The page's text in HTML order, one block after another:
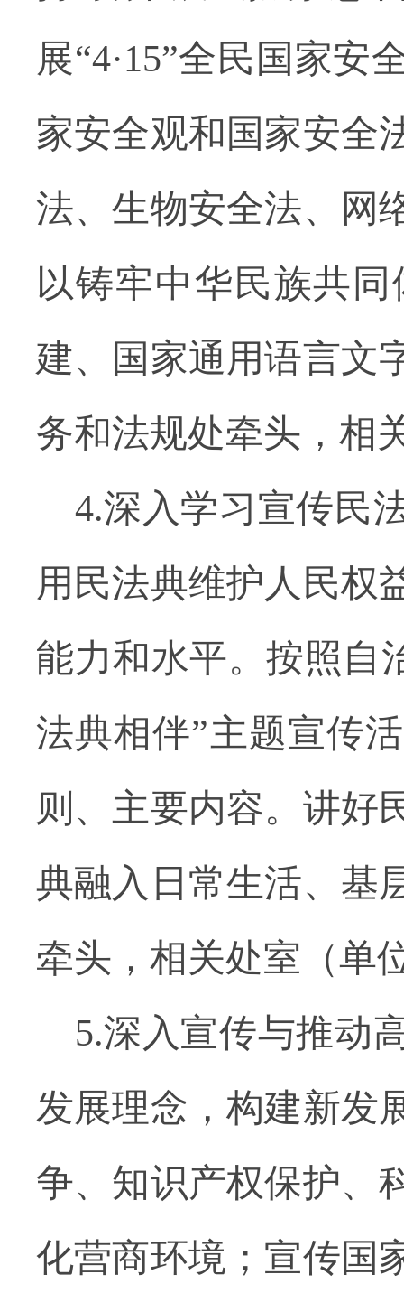
展“4·15”全民国家
家安全观和国家安全
法、生物安全法、网
以铸牢中华民族共
建、国家通用语言文
务和法规处牵头，相
4.深入学习宣传民
用民法典维护人民权
能力和水平。按照自
法典相伴”主题宣传
则、主要内容。讲好
典融入日常生活、基
牵头，相关处室（单
5.深入宣传与推动
发展理念，构建新发
争、知识产权保护、
化营商环境；宣传国